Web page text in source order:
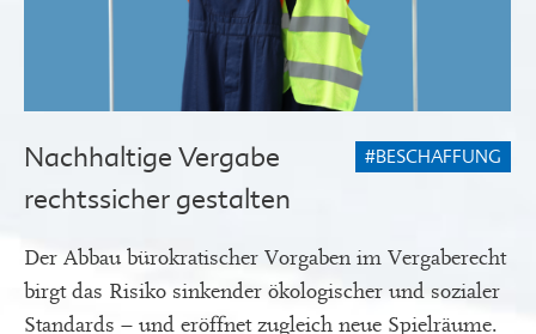
#BESCHAFFUNG
Nachhaltige Vergabe
rechtssicher gestalten
Der Abbau bürokratischer Vorgaben im Vergaberecht
birgt das Risiko sinkender ökologischer und sozialer
Standards – und eröffnet zugleich neue Spielräume.